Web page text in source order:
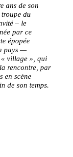
ans de son
du
– le
par ce
épopée
pays —
village », qui
rencontre, par
en scène
de son temps.